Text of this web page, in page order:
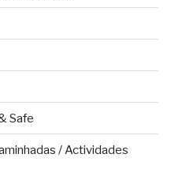
Safe
/ Actividades